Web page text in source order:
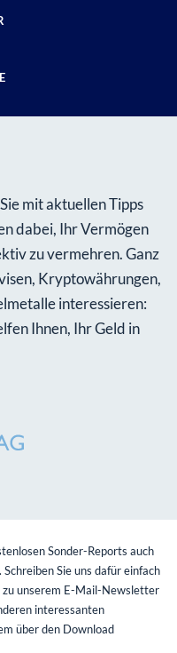
mit aktuellen Tipps
dabei, Ihr Vermögen
zu vermehren. Ganz
Kryptowährungen,
interessieren:
Ihnen, Ihr Geld in
Sonder-Reports auch
Sie uns dafür einfach
zu unserem E-Mail-Newsletter
interessanten
über den Download